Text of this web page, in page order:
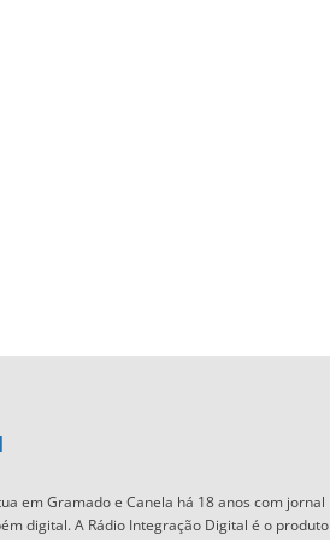
em Gramado e Canela há 18 anos com jornal
digital. A Rádio Integração Digital é o produto